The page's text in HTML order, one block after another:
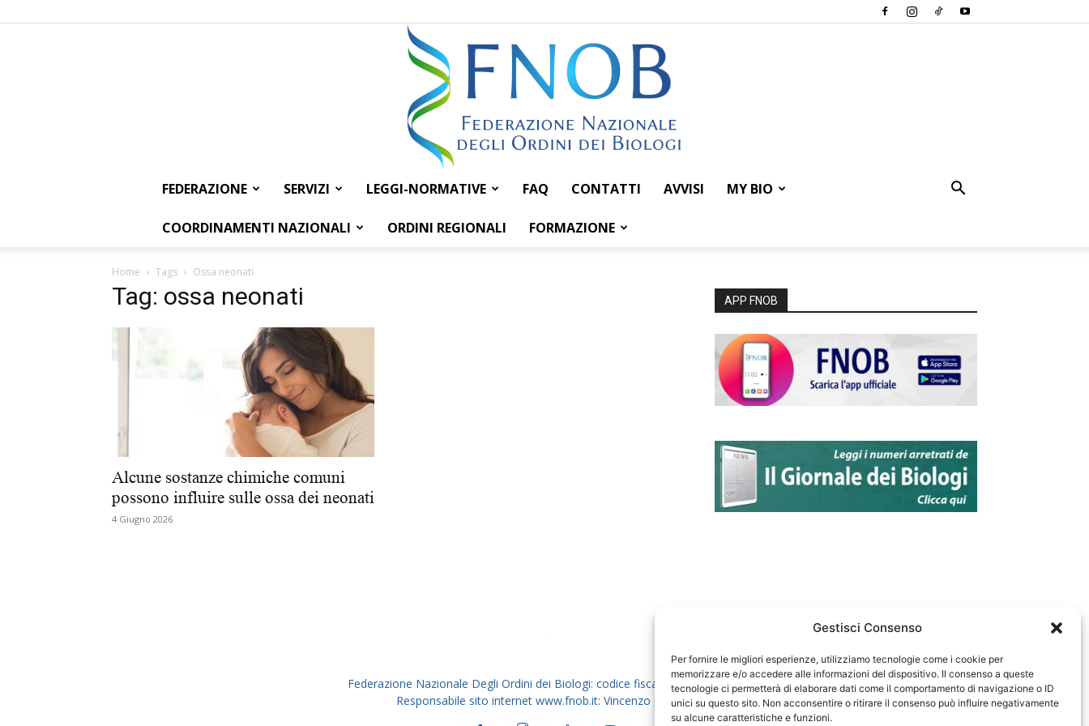
Gestisci Consenso
Per fornire le migliori esperienze, utilizziamo tecnologie come i cookie per
memorizzare e/o accedere alle informazioni del dispositivo. Il consenso a queste
tecnologie ci permetterà di elaborare dati come il comportamento di navigazione o ID
unici su questo sito. Non acconsentire o ritirare il consenso può influire negativamente
su alcune caratteristiche e funzioni.
Federazione
dei
FEDERAZIONE SERVIZI LEGGI-NORMATIVE FAQ CONTATTI AVVISI MY BIO
COORDINAMENTI NAZIONALI ORDINI REGIONALI FORMAZIONE
Home Tags Ossa neonati
Tag: ossa neonati
Alcune sostanze chimiche comuni
possono influire sulle ossa dei neonati
4 Giugno 2026
APP FNOB
Federazione Nazionale Degli Ordini dei Biologi: codice fiscale 80069130583
Responsabile sito internet www.fnob.it: Vincenzo D'Anna